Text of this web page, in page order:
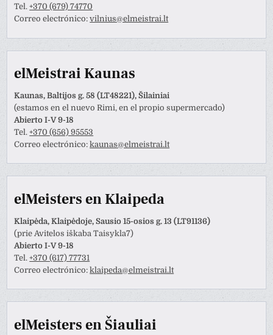
Tel.+370 (679) 74770
Correo electrónico:vilnius@elmeistrai.lt
elMeistrai Kaunas
Kaunas, Baltijos g. 58 (LT48221), Šilainiai
(estamos en el nuevo Rimi, en el propio supermercado)
Abierto I-V 9-18
Tel.+370 (656) 95553
Correo electrónico:kaunas@elmeistrai.lt
elMeisters en Klaipeda
Klaipėda, Klaipėdoje, Sausio 15-osios g. 13 (LT91136)
(prie Avitelos iškaba Taisykla7)
Abierto I-V 9-18
Tel.+370 (617) 77731
Correo electrónico:klaipeda@elmeistrai.lt
elMeisters en Šiauliai